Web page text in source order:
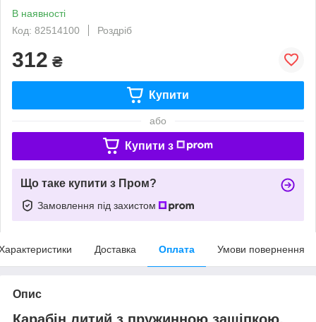
В наявності
Код: 82514100
Роздріб
312 ₴
Купити
або
Купити з
Що таке купити з Пром?
Замовлення під захистом
Доставка Оплата Умови повернення
Опис